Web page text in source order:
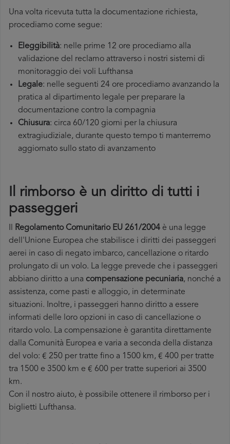
Una volta ricevuta tutta la documentazione richiesta,
procediamo come segue:
Eleggibilità: nelle prime 12 ore procediamo alla
validazione del reclamo attraverso i nostri sistemi di
monitoraggio dei voli Lufthansa
Legale: nelle seguenti 24 ore procediamo avanzando la
pratica al dipartimento legale per preparare la
documentazione contro la compagnia
Chiusura: circa 60/120 giorni per la chiusura
extragiudiziale, durante questo tempo ti manterremo
aggiornato sullo stato di avanzamento
Il rimborso è un diritto di tutti i
passeggeri
Il Regolamento Comunitario EU 261/2004 è una legge
dell'Unione Europea che stabilisce i diritti dei passeggeri
aerei in caso di negato imbarco, cancellazione o ritardo
prolungato di un volo. La legge prevede che i passeggeri
abbiano diritto a una compensazione pecuniaria, nonché a
assistenza, come pasti e alloggio, in determinate
situazioni. Inoltre, i passeggeri hanno diritto a essere
informati delle loro opzioni in caso di cancellazione o
ritardo volo. La compensazione è garantita direttamente
dalla Comunità Europea e varia a seconda della distanza
del volo: € 250 per tratte fino a 1500 km, € 400 per tratte
tra 1500 e 3500 km e € 600 per tratte superiori ai 3500
km.
Con il nostro aiuto, è possibile ottenere il rimborso per i
biglietti Lufthansa.